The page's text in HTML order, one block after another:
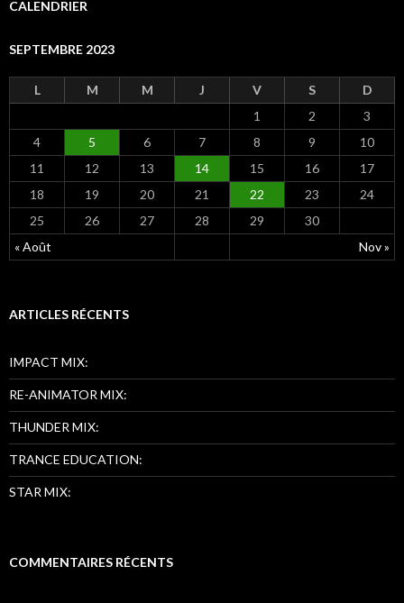
e
h
CALENDRIER
SEPTEMBRE 2023
L M M J V S D
« Août Nov »
1 2
3
4
5 6 7 8 9
10
11
12 13 14 15 16
17
18
19 20 21 22 23
24
25
26 27 28 29 30
ARTICLES RÉCENTS
IMPACT MIX:
RE-ANIMATOR MIX:
THUNDER MIX:
TRANCE EDUCATION:
STAR MIX:
COMMENTAIRES RÉCENTS